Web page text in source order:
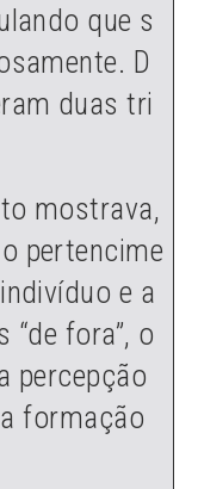
que s
D
duas tri
mostrava,
pertencime
e a
fora”, o
percepção
formação